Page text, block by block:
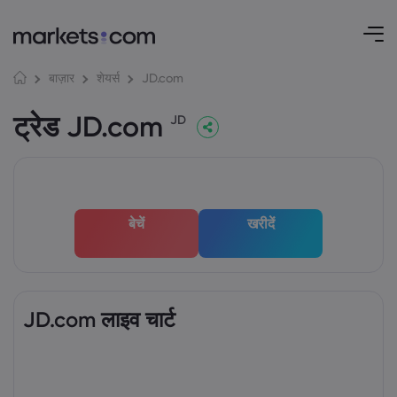
बाज़ार शेयर्स JD.com
ट्रेड JD.com JD
बेचें खरीदें
JD.com लाइव चार्ट